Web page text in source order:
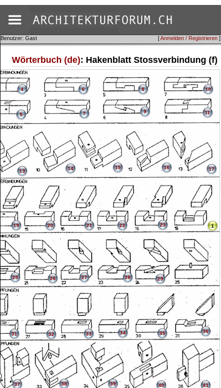
[Anmelden / Registrieren ]
Benutzer: Gast
Wörterbuch (de): Hakenblatt Stossverbindung (f)
1
4
5
6
7
8
9
10
11
13 14 15 16 17
19 20 21 22 23
25 26 27 28 29
31 32 33 34 35 36
37 38 39 40 41